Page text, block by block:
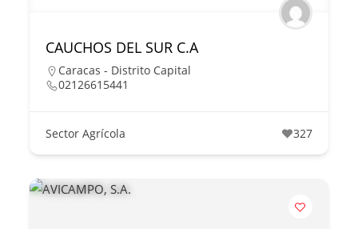
CAUCHOS DEL SUR C.A
Caracas - Distrito Capital
02126615441
Sector Agrícola 327